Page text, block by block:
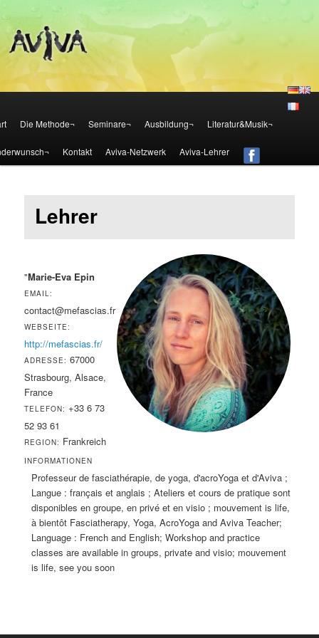
Aviva – Methode – Österreich
Die Methode¬ Seminare¬ Ausbildung¬ Literatur&Musik¬
Kontakt Aviva-Netzwerk Aviva-Lehrer
Lehrer
"Marie-Eva Epin
EMAIL:
contact@mefascias.fr
WEBSEITE:
http://mefascias.fr/
ADRESSE:67000
Strasbourg, Alsace,
France
TELEFON: +33 6 73
52 93 61
REGION: Frankreich
INFORMATIONEN
Professeur de fasciathérapie, de yoga, d'acroYoga et d'Aviva ;
Langue : français et anglais ; Ateliers et cours de pratique sont
disponibles en groupe, en privé et en visio ; mouvement is life,
à bientôt Fasciatherapy, Yoga, AcroYoga and Aviva Teacher;
Language : French and English; Workshop and practice
classes are available in groups, private and visio; mouvement
is life, see you soon